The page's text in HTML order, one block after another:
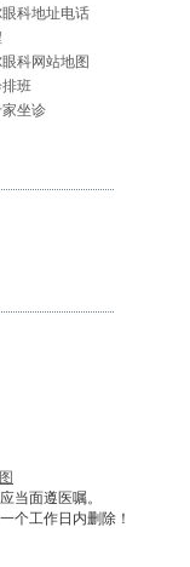
科地址电话
科网站地图
班
家坐诊
当面遵医嘱。
个工作日内删除！